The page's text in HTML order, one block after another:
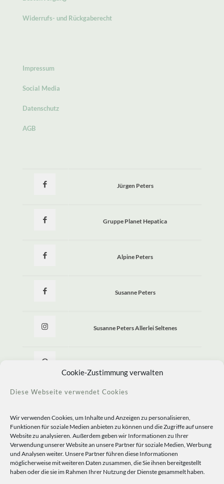
Cookie-Zustimmung verwalten
Diese Webseite verwendet Cookies
Wir verwenden Cookies, um Inhalte und Anzeigen zu personalisieren,
Funktionen für soziale Medien anbieten zu können und die Zugriffe auf unsere
Website zu analysieren. Außerdem geben wir Informationen zu Ihrer
Verwendung unserer Website an unsere Partner für soziale Medien, Werbung
und Analysen weiter. Unsere Partner führen diese Informationen
möglicherweise mit weiteren Daten zusammen, die Sie ihnen bereitgestellt
haben oder die sie im Rahmen Ihrer Nutzung der Dienste gesammelt haben.
Widerrufs- und Rückgaberecht
Impressum
Social Media
Datenschutz
AGB
Jürgen Peters
Gruppe Planet Hepatica
Alpine Peters
Susanne Peters
Susanne Peters Allerlei Seltenes
© 2020 Staudengärtnerei Peters. All Rights Reserved.